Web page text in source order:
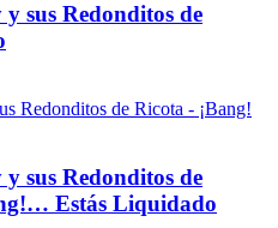
sus Redonditos de
sus Redonditos de
Estás Liquidado